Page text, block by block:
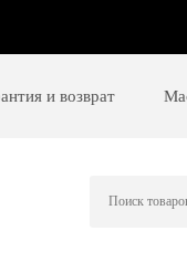
и возврат